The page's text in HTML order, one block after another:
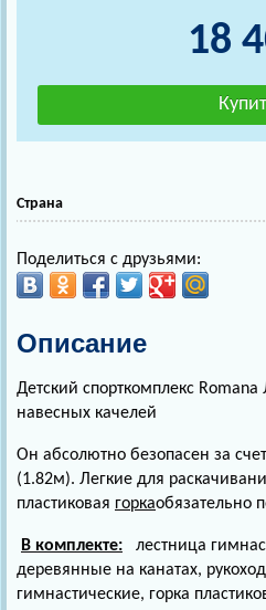
18
Страна
Поделиться с друзьями:
Описание
Детский спорткомплекс
навесных качелей
Он абсолютно безопасен за
(1.82м). Легкие для
пластиковая горкаобязательно
В комплекте: лестница
деревянные на канатах,
гимнастические, горка